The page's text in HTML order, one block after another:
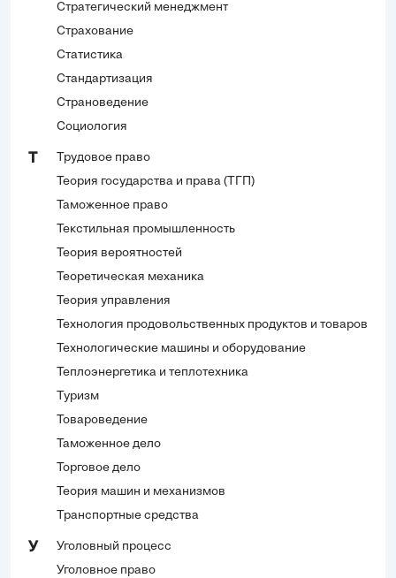
Стратегический менеджмент
Страхование
Статистика
Стандартизация
Страноведение
Социология
Т
Трудовое право
Теория государства и права (ТГП)
Таможенное право
Текстильная промышленность
Теория вероятностей
Теоретическая механика
Теория управления
Технология продовольственных продуктов и товаров
Технологические машины и оборудование
Теплоэнергетика и теплотехника
Туризм
Товароведение
Таможенное дело
Торговое дело
Теория машин и механизмов
Транспортные средства
У
Уголовный процесс
Уголовное право